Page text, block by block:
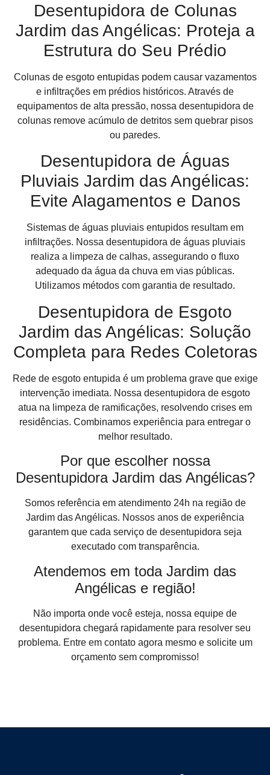
Desentupidora de Colunas
Jardim das Angélicas: Proteja a
Estrutura do Seu Prédio
Colunas de esgoto entupidas podem causar vazamentos
e infiltrações em prédios históricos. Através de
equipamentos de alta pressão, nossa desentupidora de
colunas remove acúmulo de detritos sem quebrar pisos
ou paredes.
Desentupidora de Águas
Pluviais Jardim das Angélicas:
Evite Alagamentos e Danos
Sistemas de águas pluviais entupidos resultam em
infiltrações. Nossa desentupidora de águas pluviais
realiza a limpeza de calhas, assegurando o fluxo
adequado da água da chuva em vias públicas.
Utilizamos métodos com garantia de resultado.
Desentupidora de Esgoto
Jardim das Angélicas: Solução
Completa para Redes Coletoras
Rede de esgoto entupida é um problema grave que exige
intervenção imediata. Nossa desentupidora de esgoto
atua na limpeza de ramificações, resolvendo crises em
residências. Combinamos experiência para entregar o
melhor resultado.
Por que escolher nossa
Desentupidora Jardim das Angélicas?
Somos referência em atendimento 24h na região de
Jardim das Angélicas. Nossos anos de experiência
garantem que cada serviço de desentupidora seja
executado com transparência.
Atendemos em toda Jardim das
Angélicas e região!
Não importa onde você esteja, nossa equipe de
desentupidora chegará rapidamente para resolver seu
problema. Entre em contato agora mesmo e solicite um
orçamento sem compromisso!